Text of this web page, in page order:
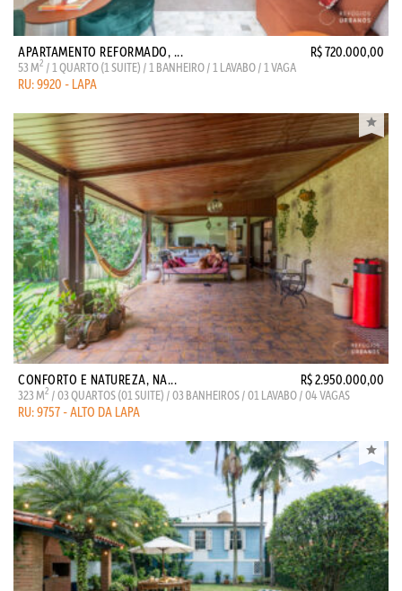
APARTAMENTO REFORMADO, ... R$ 720.000,00
53 M2 / 1 QUARTO (1 SUITE) / 1 BANHEIRO / 1 LAVABO / 1 VAGA
RU: 9920 - LAPA
CONFORTO E NATUREZA, NA... R$ 2.950.000,00
323 M2 / 03 QUARTOS (01 SUITE) / 03 BANHEIROS / 01 LAVABO / 04 VAGAS
RU: 9757 - ALTO DA LAPA